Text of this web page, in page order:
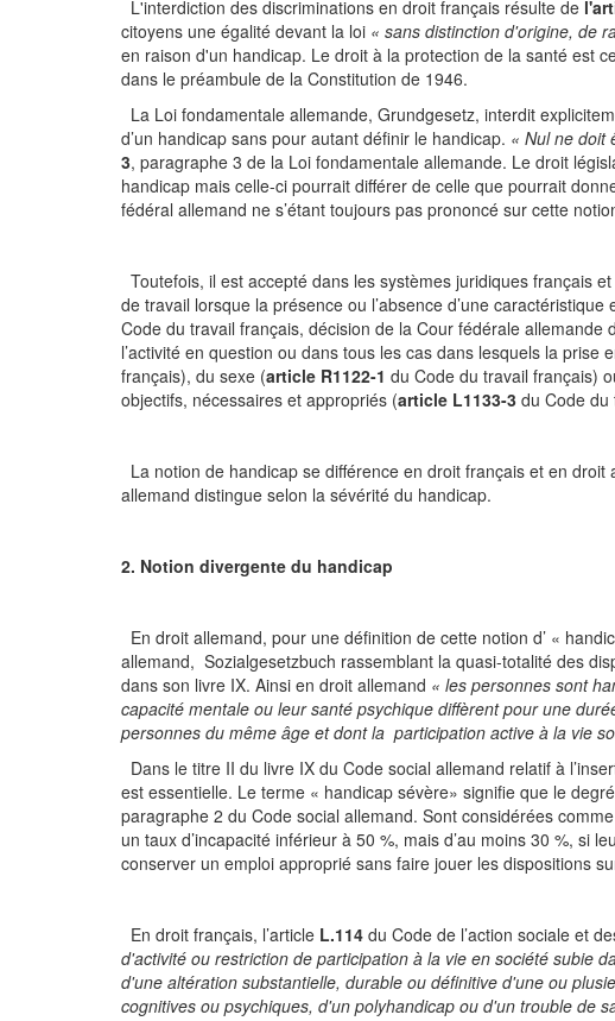
L'interdiction des discriminations en droit français résulte de
citoyens une égalité devant la loi « sans distinction d'origine, de
en raison d'un handicap. Le droit à la protection de la santé est
dans le préambule de la Constitution de 1946.
La Loi fondamentale allemande, Grundgesetz, interdit
d’un handicap sans pour autant définir le handicap. « Nul ne doit
3, paragraphe 3 de la Loi fondamentale allemande. Le droit
handicap mais celle-ci pourrait différer de celle que pourrait
fédéral allemand ne s’étant toujours pas prononcé sur cette
Toutefois, il est accepté dans les systèmes juridiques français
de travail lorsque la présence ou l’absence d’une
Code du travail français, décision de la Cour fédérale allemande
l’activité en question ou dans tous les cas dans lesquels la prise
français), du sexe (article R1122-1 du Code du travail français)
objectifs, nécessaires et appropriés (article L1133-3 du Code du
La notion de handicap se différence en droit français et en
allemand distingue selon la sévérité du handicap.
2. Notion divergente du handicap
En droit allemand, pour une définition de cette notion d’ «
allemand, Sozialgesetzbuch rassemblant la quasi-totalité des
dans son livre IX. Ainsi en droit allemand « les personnes sont
capacité mentale ou leur santé psychique diffèrent pour une
personnes du même âge et dont la participation active à la vie
Dans le titre II du livre IX du Code social allemand relatif à
est essentielle. Le terme « handicap sévère» signifie que le
paragraphe 2 du Code social allemand. Sont considérées
un taux d’incapacité inférieur à 50 %, mais d’au moins 30 %, si
conserver un emploi approprié sans faire jouer les dispositions
En droit français, l’article L.114 du Code de l’action sociale et
d'activité ou restriction de participation à la vie en société subie
d'une altération substantielle, durable ou définitive d'une ou
cognitives ou psychiques, d'un polyhandicap ou d'un trouble de